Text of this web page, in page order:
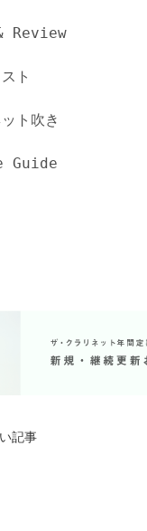
Review
ト
ト吹き
Guide
記事